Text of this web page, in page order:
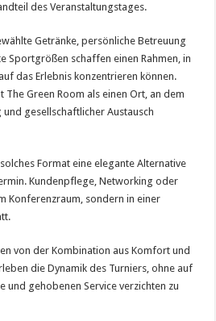
des Veranstaltungstages.
Getränke, persönliche Betreuung
Sportgrößen schaffen einen Rahmen, in
das Erlebnis konzentrieren können.
Green Room als einen Ort, an dem
gesellschaftlicher Austausch
Format eine elegante Alternative
Kundenpflege, Networking oder
Konferenzraum, sondern in einer
von der Kombination aus Komfort und
die Dynamik des Turniers, ohne auf
und gehobenen Service verzichten zu